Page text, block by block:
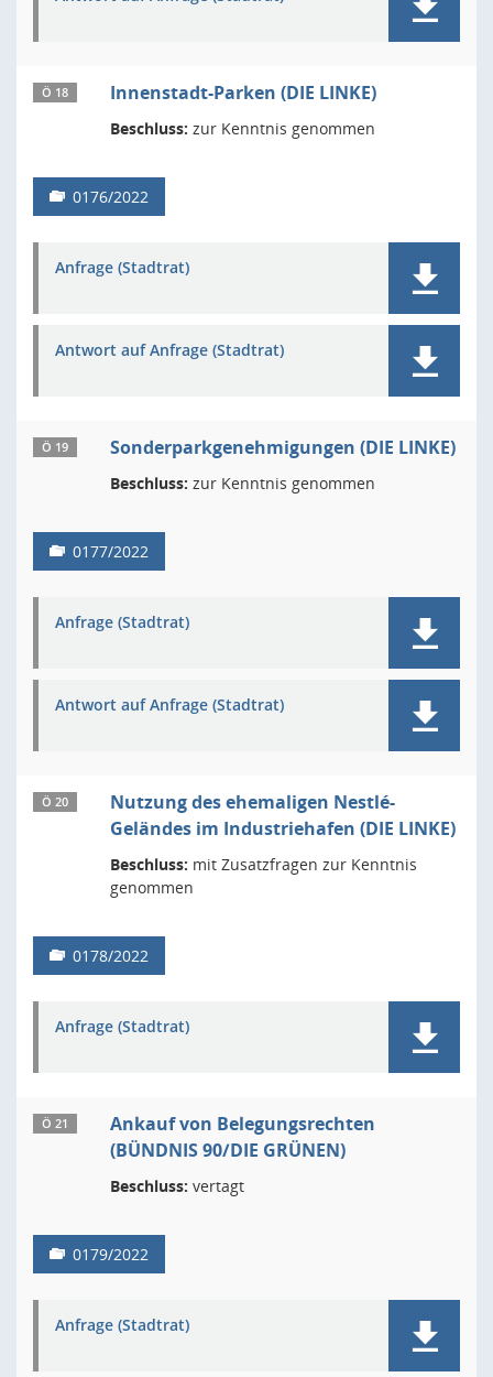
Ö 18 Innenstadt-Parken (DIE LINKE)
Beschluss: zur Kenntnis genommen
0176/2022
Anfrage (Stadtrat)
Antwort auf Anfrage (Stadtrat)
Ö 19 Sonderparkgenehmigungen (DIE LINKE)
Beschluss: zur Kenntnis genommen
0177/2022
Anfrage (Stadtrat)
Antwort auf Anfrage (Stadtrat)
Ö 20
Nutzung des ehemaligen Nestlé-
Geländes im Industriehafen (DIE LINKE)
Beschluss: mit Zusatzfragen zur Kenntnis
genommen
0178/2022
Anfrage (Stadtrat)
Ö 21
Ankauf von Belegungsrechten
(BÜNDNIS 90/DIE GRÜNEN)
Beschluss: vertagt
0179/2022
Anfrage (Stadtrat)